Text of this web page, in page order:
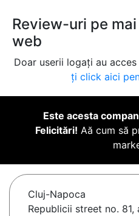
Review-uri pe
web
Doar userii logați au
ți click aici
Este acesta
Felicitări! Aă cum să
Cluj-Napoca
Republicii street no. 81,